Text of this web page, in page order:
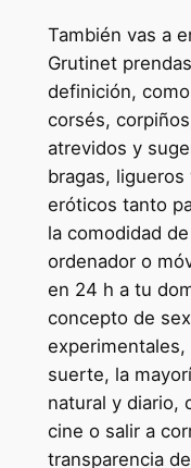
También vas a
Grutinet
definición,
corsés,
atrevidos y
bragas,
eróticos tanto
la comodidad
ordenador o
en 24 h a tu
concepto de
experimentales,
suerte, la
natural y diario,
cine o salir a
transparencia